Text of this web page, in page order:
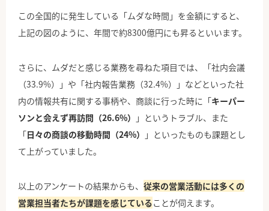
この全国的に発生している「ムダな時間」を金額にすると、
上記の図のように、年間で約8300億円にも昇るといいます。
さらに、ムダだと感じる業務を尋ねた項目では、「社内会議
（33.9%）」や「社内報告業務（32.4%）」などといった社
内の情報共有に関する事柄や、商談に行った時に「キーパー
ソンと会えず再訪問（26.6%）
」というトラブル、また
「日々の商談の移動時間（24%）
」といったものも課題とし
て上がっていました。
以上のアンケートの結果からも、 従来の営業活動には多くの
営業担当者たちが課題を感じていることが伺えます。